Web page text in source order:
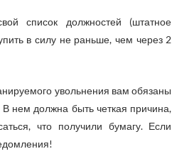
список должностей (штатное
в силу не раньше, чем через 2
увольнения вам обязаны
нем должна быть четкая причина,
что получили бумагу. Если